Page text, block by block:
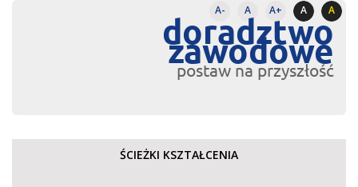
A- A A+ A A
doradztwo
zawodowe
postaw na przyszłość
ŚCIEŻKI KSZTAŁCENIA